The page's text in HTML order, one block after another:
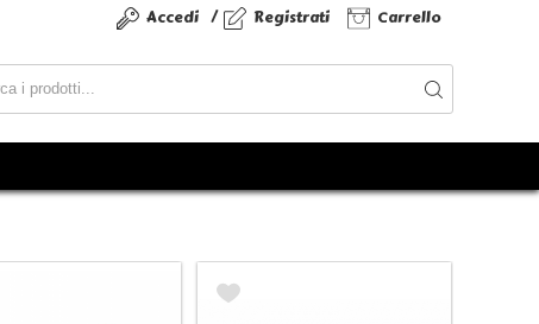
Accedi / Registrati Carrello